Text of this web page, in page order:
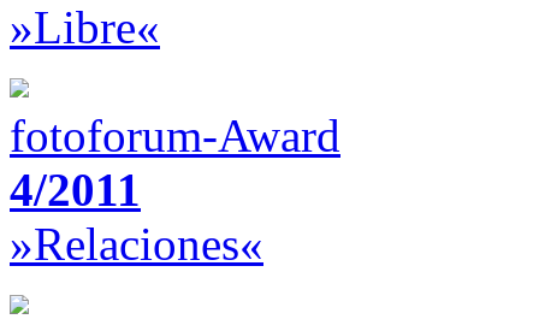
»Libre«
fotoforum-Award
4/2011
»Relaciones«